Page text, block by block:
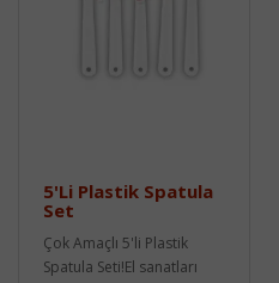
5'Li Plastik Spatula
Set
Çok Amaçlı 5'li Plastik
Spatula Seti!El sanatları